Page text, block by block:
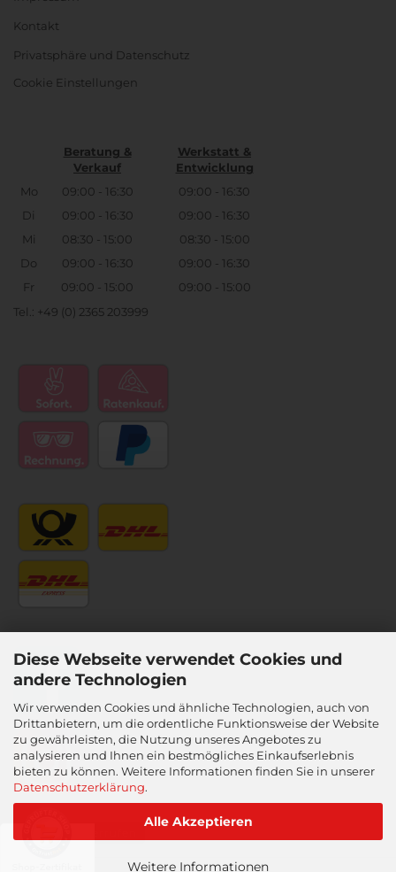
Diese Webseite verwendet Cookies und
andere Technologien
Wir verwenden Cookies und ähnliche Technologien, auch von
Drittanbietern, um die ordentliche Funktionsweise der Website
zu gewährleisten, die Nutzung unseres Angebotes zu
analysieren und Ihnen ein bestmögliches Einkaufserlebnis
bieten zu können. Weitere Informationen finden Sie in unserer
Datenschutzerklärung.
Alle Akzeptieren
Weitere Informationen
Kontakt
Privatsphäre und Datenschutz
Cookie Einstellungen
Beratung &
Verkauf
Werkstatt &
Entwicklung
Mo
09:00 - 16:30
09:00 - 16:30
Di
09:00 - 16:30
09:00 - 16:30
Mi
08:30 - 15:00
08:30 - 15:00
Do
09:00 - 16:30
09:00 - 16:30
Fr
09:00 - 15:00
09:00 - 15:00
Tel.: +49 (0) 2365 203999